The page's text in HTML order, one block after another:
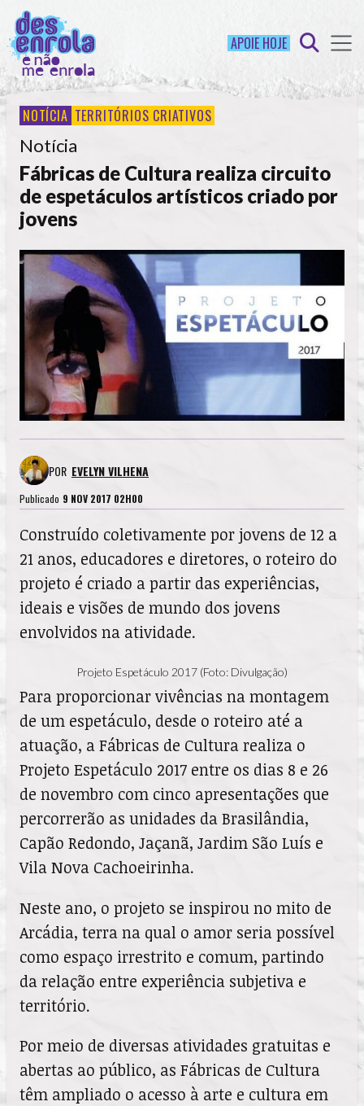
APOIE HOJE
NOTÍCIA TERRITÓRIOS CRIATIVOS
Notícia
Fábricas de Cultura realiza circuito
de espetáculos artísticos criado por
jovens
POR EVELYN VILHENA
Publicado 9 NOV 2017 02H00
Construído coletivamente por jovens de 12 a
21 anos, educadores e diretores, o roteiro do
projeto é criado a partir das experiências,
ideais e visões de mundo dos jovens
envolvidos na atividade.
Projeto Espetáculo 2017 (Foto: Divulgação)
Para proporcionar vivências na montagem
de um espetáculo, desde o roteiro até a
atuação, a Fábricas de Cultura realiza o
Projeto Espetáculo 2017 entre os dias 8 e 26
de novembro com cinco apresentações que
percorrerão as unidades da Brasilândia,
Capão Redondo, Jaçanã, Jardim São Luís e
Vila Nova Cachoeirinha.
Neste ano, o projeto se inspirou no mito de
Arcádia, terra na qual o amor seria possível
como espaço irrestrito e comum, partindo
da relação entre experiência subjetiva e
território.
Por meio de diversas atividades gratuitas e
abertas ao público, as Fábricas de Cultura
têm ampliado o acesso à arte e cultura em